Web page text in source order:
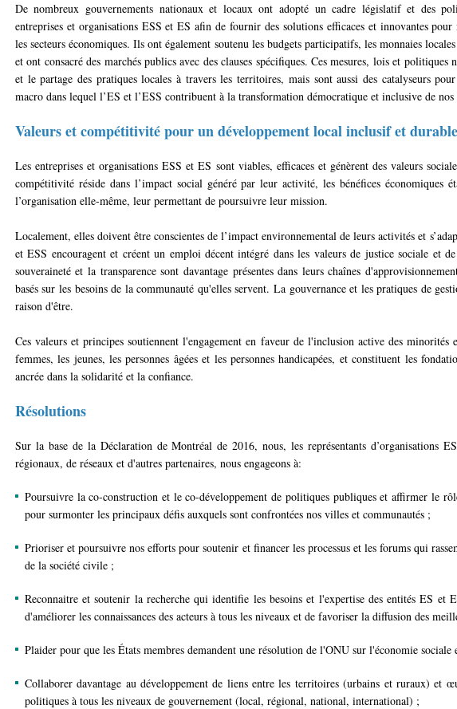
De nombreux gouvernements nationaux et locaux ont adopté un cadre législatif et des
entreprises et organisations ESS et ES afin de fournir des solutions efficaces et innovantes
les secteurs économiques. Ils ont également soutenu les budgets participatifs, les monnaies
et ont consacré des marchés publics avec des clauses spécifiques. Ces mesures, lois et politiques
et le partage des pratiques locales à travers les territoires, mais sont aussi des catalyseurs
macro dans lequel l’ES et l’ESS contribuent à la transformation démocratique et inclusive de nos
Valeurs et compétitivité pour un développement local inclusif et durable
Les entreprises et organisations ESS et ES sont viables, efficaces et génèrent des valeurs
compétitivité réside dans l’impact social généré par leur activité, les bénéfices économiques
l’organisation elle-même, leur permettant de poursuivre leur mission.
Localement, elles doivent être conscientes de l’impact environnemental de leurs activités et
et ESS encouragent et créent un emploi décent intégré dans les valeurs de justice sociale et
souveraineté et la transparence sont davantage présentes dans leurs chaînes
basés sur les besoins de la communauté qu'elles servent. La gouvernance et les pratiques de
raison d'être.
Ces valeurs et principes soutiennent l'engagement en faveur de l'inclusion active des minorités
femmes, les jeunes, les personnes âgées et les personnes handicapées, et constituent les
ancrée dans la solidarité et la confiance.
Résolutions
Sur la base de la Déclaration de Montréal de 2016, nous, les représentants d’organisations
régionaux, de réseaux et d'autres partenaires, nous engageons à:
Poursuivre la co-construction et le co-développement de politiques publiques et affirmer le
pour surmonter les principaux défis auxquels sont confrontées nos villes et communautés ;
Prioriser et poursuivre nos efforts pour soutenir et financer les processus et les forums qui
de la société civile ;
Reconnaitre et soutenir la recherche qui identifie les besoins et l'expertise des entités ES et
d'améliorer les connaissances des acteurs à tous les niveaux et de favoriser la diffusion des
Plaider pour que les États membres demandent une résolution de l'ONU sur l'économie sociale
Collaborer davantage au développement de liens entre les territoires (urbains et ruraux) et
politiques à tous les niveaux de gouvernement (local, régional, national, international) ;